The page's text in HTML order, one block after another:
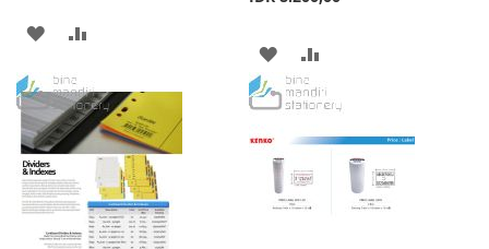
ADD
WISH
LIST
COMPARE
ADD
TO
LIST
TO